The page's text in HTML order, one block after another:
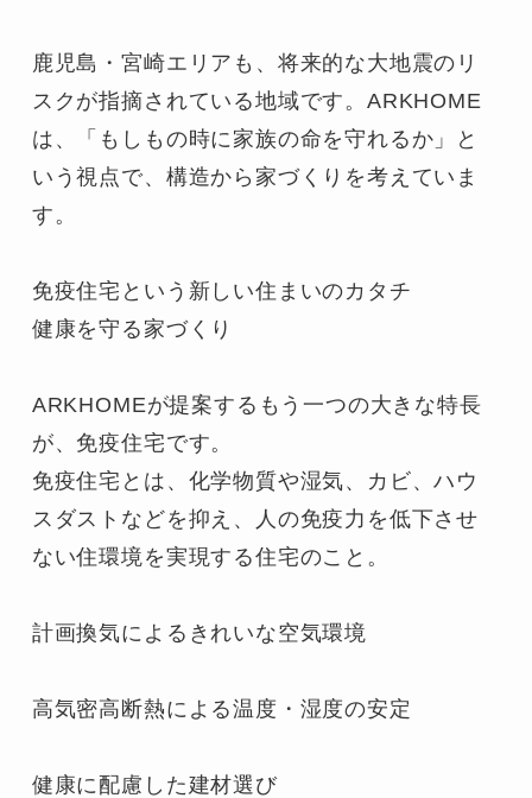
鹿児島・宮崎エリアも、将来的な大地震のリ
スクが指摘されている地域です。ARKHOME
は、「もしもの時に家族の命を守れるか」と
いう視点で、構造から家づくりを考えていま
す。
免疫住宅という新しい住まいのカタチ
健康を守る家づくり
ARKHOMEが提案するもう一つの大きな特長
が、免疫住宅です。
免疫住宅とは、化学物質や湿気、カビ、ハウ
スダストなどを抑え、人の免疫力を低下させ
ない住環境を実現する住宅のこと。
計画換気によるきれいな空気環境
高気密高断熱による温度・湿度の安定
健康に配慮した建材選び